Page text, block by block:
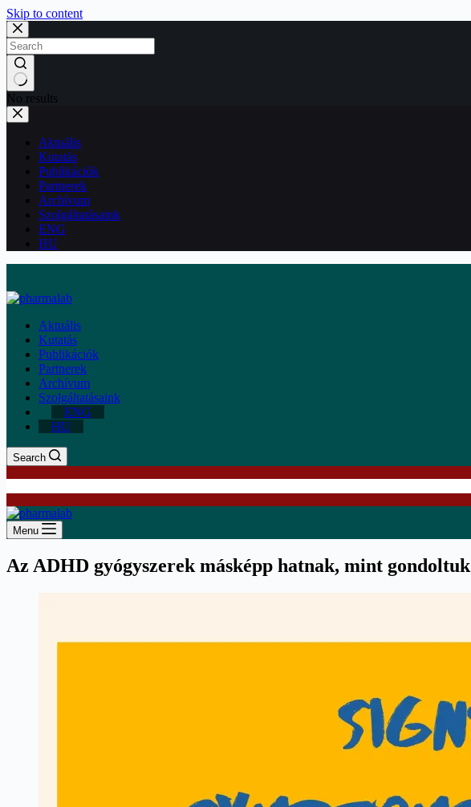
Skip to content
No results
Aktuális
Kutatás
Publikációk
Partnerek
Archívum
Szolgáltatásaink
ENG
HU
Aktuális
Kutatás
Publikációk
Partnerek
Archívum
Szolgáltatásaink
ENG
HU
Search
Menu
Az ADHD gyógyszerek másképp hatnak, mint gondoltuk